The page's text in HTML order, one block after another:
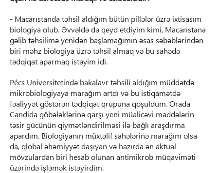
- Macarıstanda təhsil aldığım bütün pillələr üzrə ixtisasım
biologiya olub. Əvvəldə də qeyd etdiyim kimi, Macarıstana
gəlib təhsilimə yenidən başlamağımın əsas səbəblərindən
biri məhz biologiya üzrə təhsil almaq və bu sahədə
tədqiqat aparmaq istəyim idi.
Pécs Universitetində bakalavr təhsili aldığım müddətdə
mikrobiologiyaya marağım artdı və bu istiqamətdə
fəaliyyət göstərən tədqiqat qrupuna qoşuldum. Orada
Candida göbələklərinə qarşı yeni müalicəvi maddələrin
təsir gücünün qiymətləndirilməsi ilə bağlı araşdırma
apardım. Biologiyanın müxtəlif sahələrinə marağım olsa
da, qlobal əhəmiyyət daşıyan və hazırda ən aktual
mövzulardan biri hesab olunan antimikrob müqaviməti
üzərində işləmək istəyirdim.